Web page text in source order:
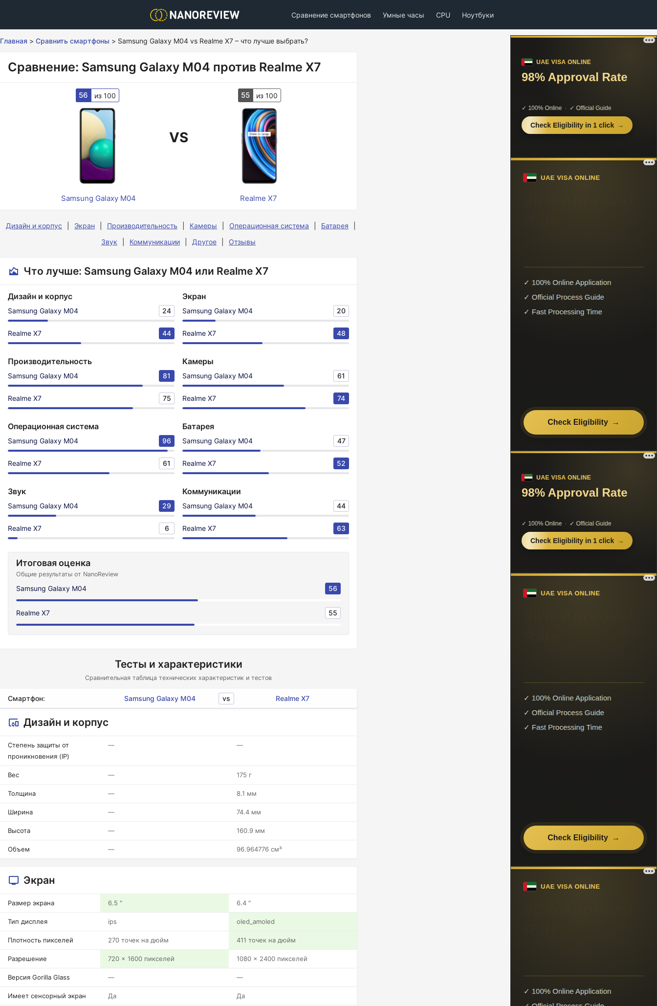
Сравнение смартфонов Умные часы CPU Ноутбуки
Главная > Сравнить смартфоны > Samsung Galaxy M04 vs Realme X7 – что лучше выбрать?
Сравнение: Samsung Galaxy M04 против Realme X7
56 из 100
VS
55 из 100
Samsung Galaxy M04 Realme X7
Дизайн и корпус Экран Производительность Камеры Операционная система
Батарея
Звук
Коммуникации Другое Отзывы
Что лучше: Samsung Galaxy M04 или Realme X7
Дизайн и корпус
Samsung Galaxy M04 24
Realme X7 44
Экран
Samsung Galaxy M04 20
Realme X7 48
Производительность
Samsung Galaxy M04 81
Realme X7 75
Камеры
Samsung Galaxy M04 61
Realme X7 74
Операционная система
Samsung Galaxy M04 96
Realme X7 61
Батарея
Samsung Galaxy M04 47
Realme X7 52
Звук
Samsung Galaxy M04 29
Realme X7 6
Коммуникации
Samsung Galaxy M04 44
Realme X7 63
Итоговая оценка
Общие результаты от NanoReview
Samsung Galaxy M04 56
Realme X7 55
Тесты и характеристики
Сравнительная таблица технических характеристик и тестов
Смартфон: Samsung Galaxy M04 vs Realme X7
Дизайн и корпус
Степень защиты от
проникновения (IP)
— —
Вес — 175 г
Толщина — 8.1 мм
Ширина — 74.4 мм
Высота — 160.9 мм
Объем — 96.964776 см³
Экран
Размер экрана 6.5 " 6.4 "
Тип дисплея ips oled_amoled
Плотность пикселей 270 точек на дюйм 411 точек на дюйм
Разрешение 720 x 1600 пикселей 1080 x 2400 пикселей
Версия Gorilla Glass — —
Имеет сенсорный экран Да Да